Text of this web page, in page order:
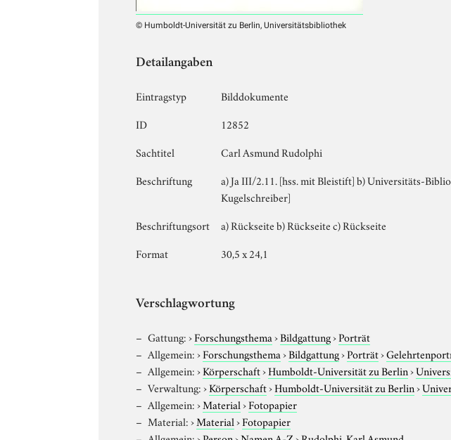
© Humboldt-Universität zu Berlin, Universitätsbibliothek
Detailangaben
Eintragstyp
Bilddokumente
ID
12852
Sachtitel
Carl Asmund Rudolphi
Beschriftung
a) Ja III/2.11. [hss. mit Bleistift] b) Universitäts-
Kugelschreiber]
Beschriftungsort
a) Rückseite b) Rückseite c) Rückseite
Format
30,5 x 24,1
Verschlagwortung
Gattung:›Forschungsthema›Bildgattung›Porträt
Allgemein:›Forschungsthema›Bildgattung›Porträt›
Allgemein:›Körperschaft›Humboldt-Universität zu Berlin›
Verwaltung:›Körperschaft›Humboldt-Universität zu Berlin›
Allgemein:›Material›Fotopapier
Material:›Material›Fotopapier